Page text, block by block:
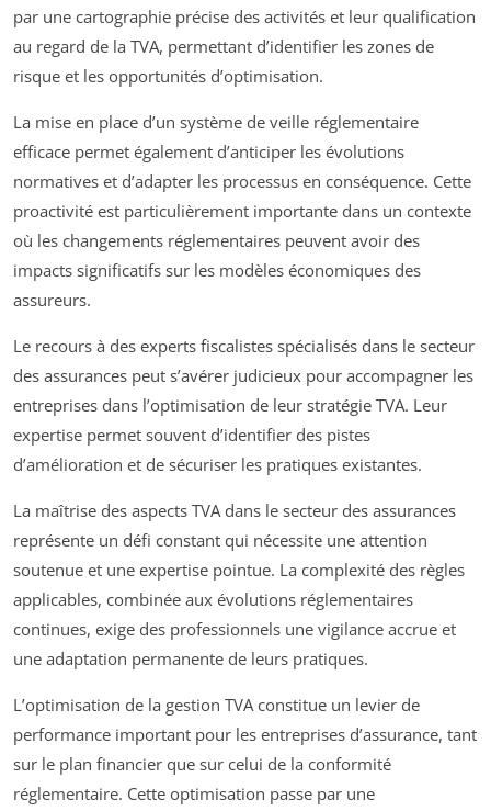
par une cartographie précise des activités et leur qualification
au regard de la TVA, permettant d’identifier les zones de
risque et les opportunités d’optimisation.
La mise en place d’un système de veille réglementaire
efficace permet également d’anticiper les évolutions
normatives et d’adapter les processus en conséquence. Cette
proactivité est particulièrement importante dans un contexte
où les changements réglementaires peuvent avoir des
impacts significatifs sur les modèles économiques des
assureurs.
Le recours à des experts fiscalistes spécialisés dans le secteur
des assurances peut s’avérer judicieux pour accompagner les
entreprises dans l’optimisation de leur stratégie TVA. Leur
expertise permet souvent d’identifier des pistes
d’amélioration et de sécuriser les pratiques existantes.
La maîtrise des aspects TVA dans le secteur des assurances
représente un défi constant qui nécessite une attention
soutenue et une expertise pointue. La complexité des règles
applicables, combinée aux évolutions réglementaires
continues, exige des professionnels une vigilance accrue et
une adaptation permanente de leurs pratiques.
L’optimisation de la gestion TVA constitue un levier de
performance important pour les entreprises d’assurance, tant
sur le plan financier que sur celui de la conformité
réglementaire. Cette optimisation passe par une